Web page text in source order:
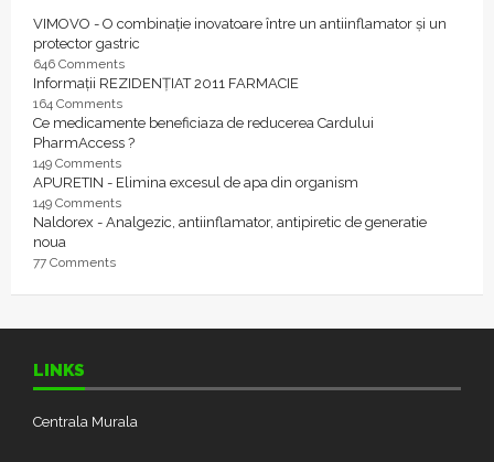
VIMOVO - O combinație inovatoare între un antiinflamator și un
protector gastric
646 Comments
Informații REZIDENȚIAT 2011 FARMACIE
164 Comments
Ce medicamente beneficiaza de reducerea Cardului
PharmAccess ?
149 Comments
APURETIN - Elimina excesul de apa din organism
149 Comments
Naldorex - Analgezic, antiinflamator, antipiretic de generatie
noua
77 Comments
LINKS
Centrala Murala